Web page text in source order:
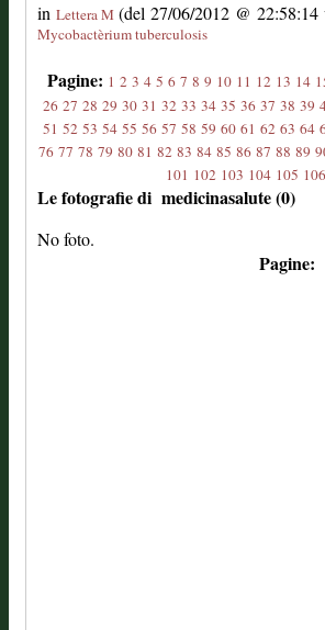
in Lettera M (del 27/06/2012 @
Mycobactèrium tuberculosis
Pagine: 1 2 3 4 5 6 7 8 9 10 11 12 13 14
26 27 28 29 30 31 32 33 34 35 36 37 38 39
51 52 53 54 55 56 57 58 59 60 61 62 63 64
76 77 78 79 80 81 82 83 84 85 86 87 88 89
101 102 103 104 105 106
Le fotografie di medicinasalute (0)
No foto.
Pagine: